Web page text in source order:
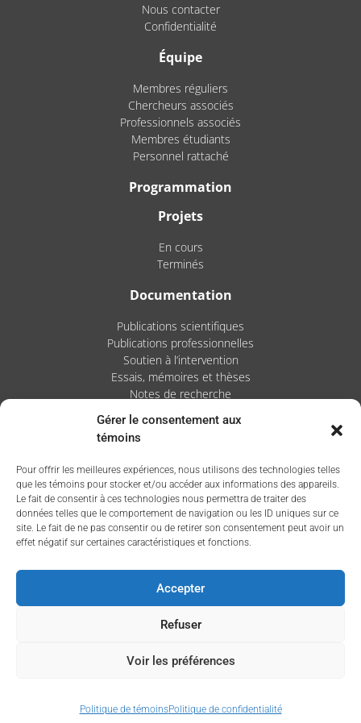
Gérer le consentement aux
témoins
Pour offrir les meilleures expériences, nous utilisons des technologies telles
que les témoins pour stocker et/ou accéder aux informations des appareils.
Le fait de consentir à ces technologies nous permettra de traiter des
données telles que le comportement de navigation ou les ID uniques sur ce
site. Le fait de ne pas consentir ou de retirer son consentement peut avoir un
effet négatif sur certaines caractéristiques et fonctions.
Accepter
Refuser
Voir les préférences
Politique de témoinsPolitique de confidentialité
Nous contacter
Confidentialité
Équipe
Membres réguliers
Chercheurs associés
Professionnels associés
Membres étudiants
Personnel rattaché
Programmation
Projets
En cours
Terminés
Documentation
Publications scientifiques
Publications professionnelles
Soutien à l’intervention
Essais, mémoires et thèses
Notes de recherche
Activités
Nouvelles